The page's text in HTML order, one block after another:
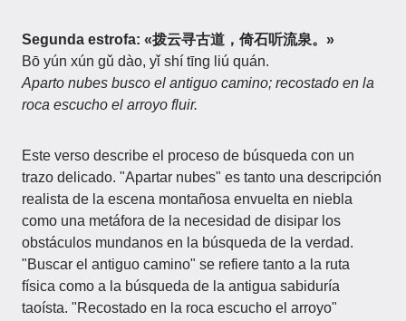
Segunda estrofa: «拨云寻古道，倚石听流泉。»
Bō yún xún gǔ dào, yǐ shí tīng liú quán.
Aparto nubes busco el antiguo camino; recostado en la
roca escucho el arroyo fluir.
Este verso describe el proceso de búsqueda con un
trazo delicado. "Apartar nubes" es tanto una descripción
realista de la escena montañosa envuelta en niebla
como una metáfora de la necesidad de disipar los
obstáculos mundanos en la búsqueda de la verdad.
"Buscar el antiguo camino" se refiere tanto a la ruta
física como a la búsqueda de la antigua sabiduría
taoísta. "Recostado en la roca escucho el arroyo"